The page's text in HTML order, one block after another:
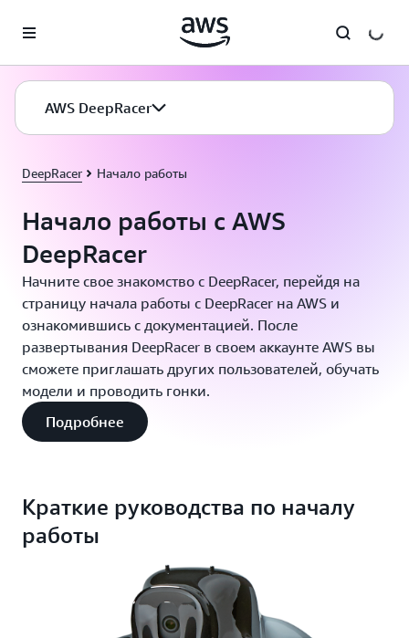
Перейти к главному контенту
AWS DeepRacer
DeepRacer Начало работы
Начало работы с AWS
DeepRacer
Начните свое знакомство с DeepRacer, перейдя на
страницу начала работы с DeepRacer на AWS и
ознакомившись с документацией. После
развертывания DeepRacer в своем аккаунте AWS вы
сможете приглашать других пользователей, обучать
модели и проводить гонки.
Подробнее
Краткие руководства по началу
работы